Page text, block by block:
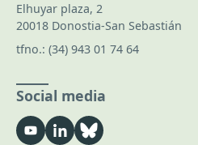
Elhuyar plaza, 2
20018 Donostia-San Sebastián
tfno.: (34) 943 01 74 64
Social media